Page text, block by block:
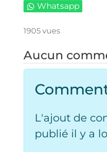
Whatsapp
1905 vues
Aucun
L'ajout de
publié il y a